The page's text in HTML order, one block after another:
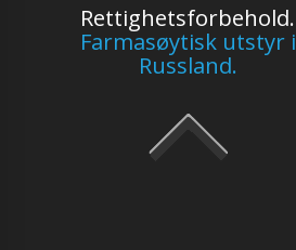
Rettighetsforbehold.
Farmasøytisk utstyr i
Russland.